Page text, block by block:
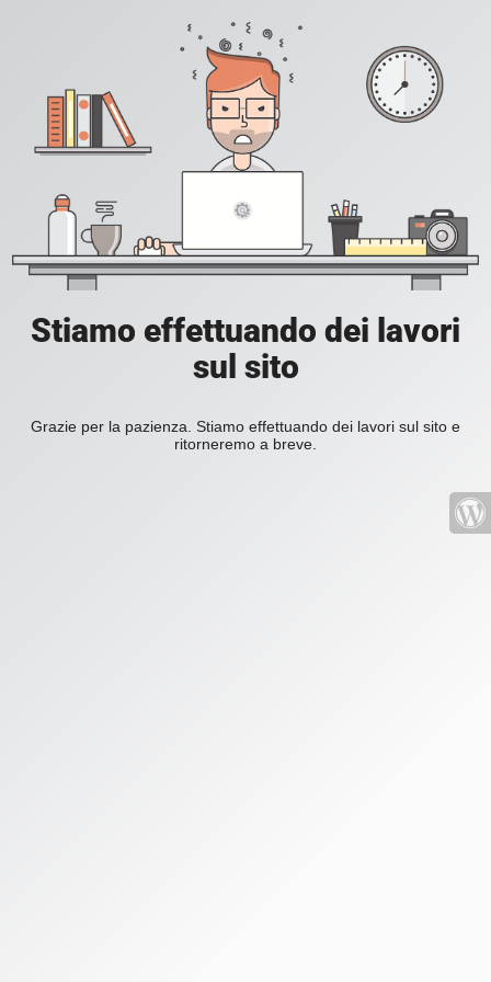
Stiamo effettuando dei lavori
sul sito
Grazie per la pazienza. Stiamo effettuando dei lavori sul sito e
ritorneremo a breve.